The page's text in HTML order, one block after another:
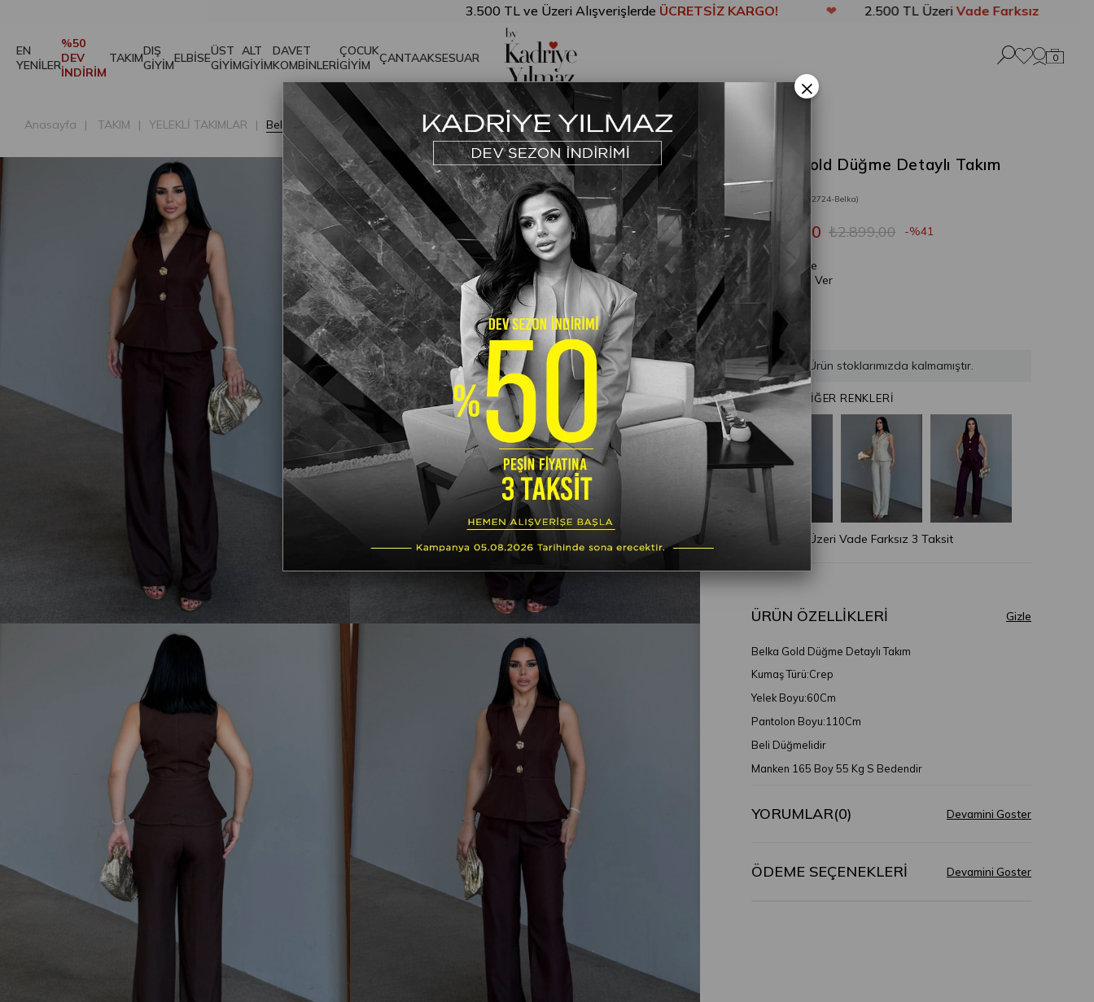
3.500 TL ve Üzeri AlışverişlerdeÜCRETSİZ KARGO! ❤ 2.500 TL ÜzeriVade Farksız 3 Taksit
EN
YENİLER
%50
DEV
İNDİRİM
TAKIMDIŞ
GİYİMELBİSEÜST
GİYİM
ALT
GİYİM
DAVET
KOMBİNLERİ
ÇOCUK
GİYİM
ÇANTAAKSESUAR 0
Anasayfa TAKIM YELEKLİ TAKIMLAR Belka Gold Düğme Detaylı Takım Kahve
Belka Gold Düğme Detaylı Takım
Kahve
(202724-Belka)
₺2.899,00
₺1.699,00 41
Gelince
Haber Ver
Ürün stoklarımızda kalmamıştır.
ÜRÜNÜN DİĞER RENKLERİ
* 2.500 TL Üzeri Vade Farksız 3 Taksit
ÜRÜN ÖZELLIKLERI
Belka Gold Düğme Detaylı Takım
Kumaş Türü:Crep
Yelek Boyu:60Cm
Pantolon Boyu:110Cm
Beli Düğmelidir
Manken 165 Boy 55 Kg S Bedendir
YORUMLAR(0)
ÖDEME SEÇENEKLERI
×